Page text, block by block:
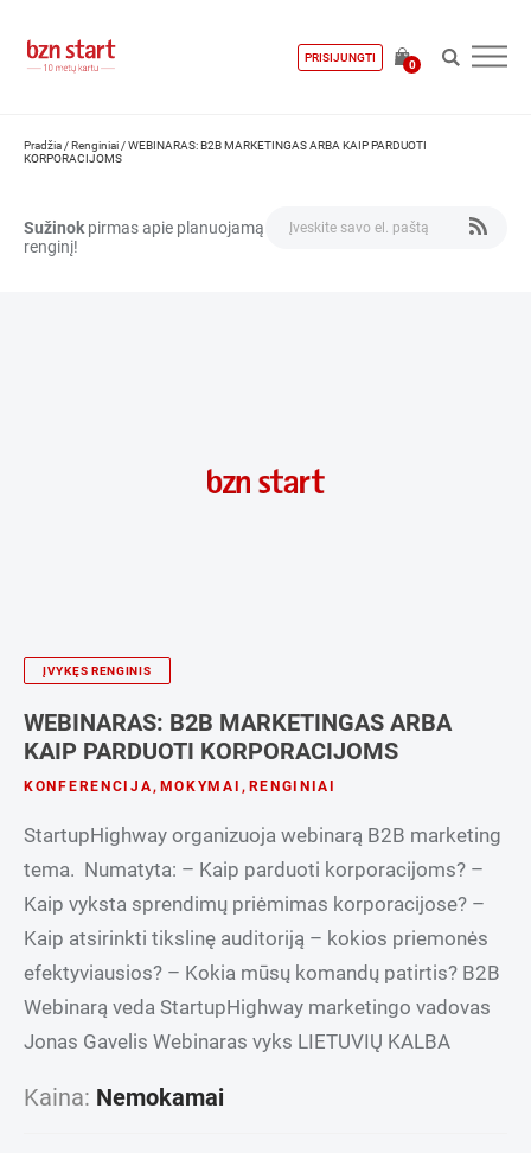
PRISIJUNGTI
0
Pradžia /Renginiai /WEBINARAS: B2B MARKETINGAS ARBA KAIP PARDUOTI
KORPORACIJOMS
Sužinok pirmas apie planuojamą
renginį!
ĮVYKĘS RENGINIS
WEBINARAS: B2B MARKETINGAS ARBA
KAIP PARDUOTI KORPORACIJOMS
KONFERENCIJA, MOKYMAI , RENGINIAI
StartupHighway organizuoja webinarą B2B marketing
tema. Numatyta: – Kaip parduoti korporacijoms? –
Kaip vyksta sprendimų priėmimas korporacijose? –
Kaip atsirinkti tikslinę auditoriją – kokios priemonės
efektyviausios? – Kokia mūsų komandų patirtis? B2B
Webinarą veda StartupHighway marketingo vadovas
Jonas Gavelis Webinaras vyks LIETUVIŲ KALBA
Kaina: Nemokamai